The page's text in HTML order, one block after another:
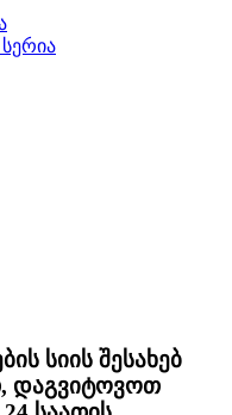
სიის შესახებ
დაგვიტოვოთ